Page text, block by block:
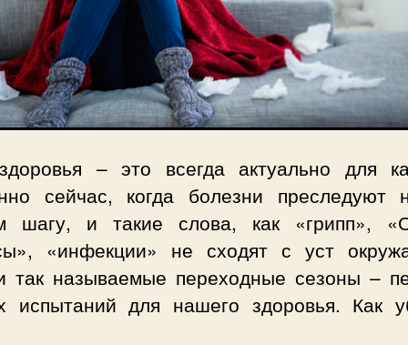
– это всегда актуально для
сейчас, когда болезни преследуют
шагу, и такие слова, как «грипп»,
«инфекции» не сходят с уст
так называемые переходные сезоны –
испытаний для нашего здоровья. Как